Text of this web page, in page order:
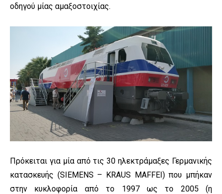
οδηγού μίας αμαξοστοιχίας.
Πρόκειται για μία από τις 30 ηλεκτράμαξες Γερμανικής
κατασκευής (SIEMENS – KRAUS MAFFEI) που μπήκαν
στην κυκλοφορία από το 1997 ως το 2005 (η